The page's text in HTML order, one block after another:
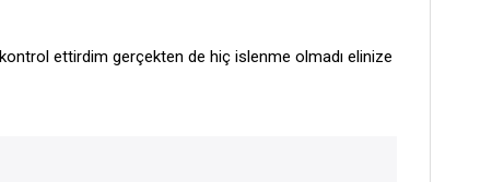
ettirdim gerçekten de hiç islenme olmadı elinize